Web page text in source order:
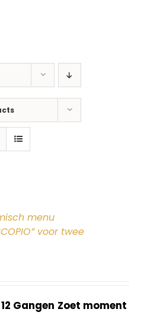
menu
voor twee
12 Gangen Zoet moment